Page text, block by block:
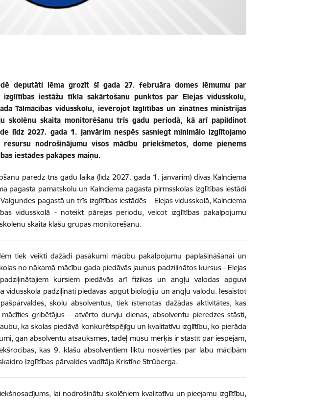
deputāti lēma grozīt šī gada 27. februāra domes lēmumu par
izglītības iestāžu tīkla sakārtošanu punktos par Elejas vidusskolu,
Tālmācības vidusskolu, ievērojot Izglītības un zinātnes ministrijas
skolēnu skaita monitorēšanu trīs gadu periodā, kā arī papildinot
līdz 2027. gada 1. janvārim nespēs sasniegt minimālo izglītojamo
nodrošinājumu visos mācību priekšmetos, dome pieņems
iestādes pakāpes maiņu.
paredz trīs gadu laikā (līdz 2027. gada 1. janvārim) divas Kalnciema
pagasta pamatskolu un Kalnciema pagasta pirmsskolas izglītības iestādi
pagastā un trīs izglītības iestādēs – Elejas vidusskolā, Kalnciema
vidusskolā - noteikt pārejas periodu, veicot izglītības pakalpojumu
skaita klašu grupās monitorēšanu.
tiek veikti dažādi pasākumi mācību pakalpojumu paplašināšanai un
no nākamā mācību gada piedāvās jaunus padziļinātos kursus - Elejas
kursiem piedāvās arī fizikas un angļu valodas apguvi
vidusskola padziļināti piedāvās apgūt bioloģiju un angļu valodu. Iesaistot
skolu absolventus, tiek īstenotas dažādas aktivitātes, kas
gribētājus – atvērto durvju dienas, absolventu pieredzes stāsti,
ka skolas piedāvā konkurētspējīgu un kvalitatīvu izglītību, ko pierāda
gan absolventu atsauksmes, tādēļ mūsu mērķis ir stāstīt par iespējām,
kas 9. klašu absolventiem liktu nosvērties par labu mācībām
Izglītības pārvaldes vadītāja Kristīne Strūberga.
lai nodrošinātu skolēniem kvalitatīvu un pieejamu izglītību,